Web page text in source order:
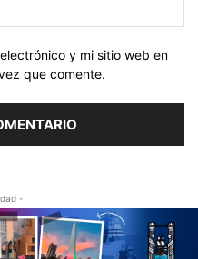
y mi sitio web en
que comente.
-